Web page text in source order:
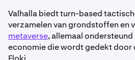
Valhalla biedt turn-based
verzamelen van grondstoffen en
metaverse, allemaal
economie die wordt gedekt door